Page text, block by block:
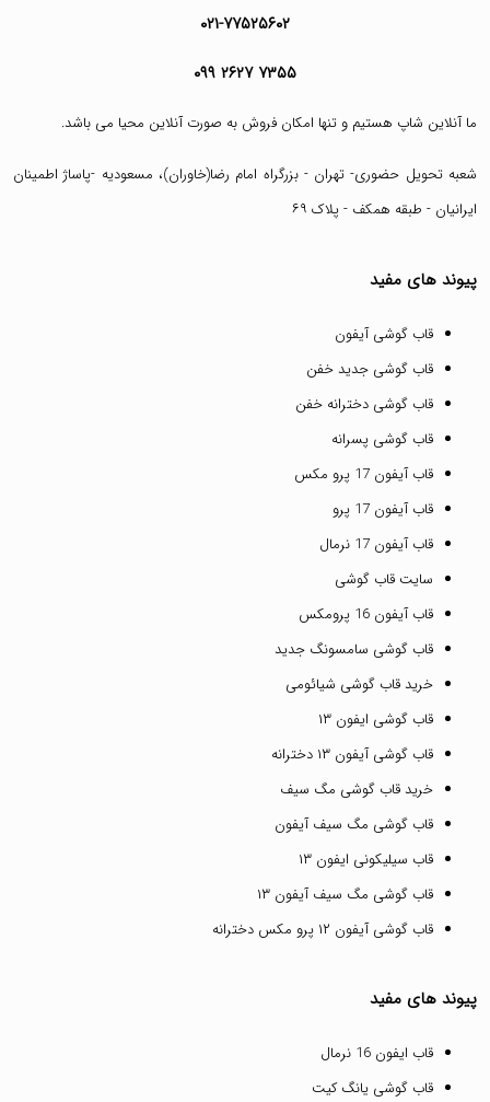
۰۲۱-۷۷۵۲۵۶۰۲
۰۹۹ ۲۶۲۷ ۷۳۵۵
ما آنلاین شاپ هستیم و تنها امکان فروش به صورت آنلاین محیا می باشد.
شعبه تحویل حضوری- تهران - بزرگراه امام رضا(خاوران)، مسعودیه -پاساژ اطمینان
ایرانیان - طبقه همکف - پلاک ۶۹
پیوند های مفید
قاب گوشی آیفون
قاب گوشی جدید خفن
قاب گوشی دخترانه خفن
قاب گوشی پسرانه
قاب آیفون 17 پرو مکس
قاب آیفون 17 پرو
قاب آیفون 17 نرمال
سایت قاب گوشی
قاب آیفون 16 پرومکس
قاب گوشی سامسونگ جدید
خرید قاب گوشی شیائومی
قاب گوشی ایفون ۱۳
قاب گوشی آیفون ۱۳ دخترانه
خرید قاب گوشی مگ سیف
قاب گوشی مگ سیف آیفون
قاب سیلیکونی ایفون ۱۳
قاب گوشی مگ سیف آیفون ۱۳
قاب گوشی آیفون ۱۲ پرو مکس دخترانه
پیوند های مفید
قاب ایفون 16 نرمال
قاب گوشی یانگ کیت